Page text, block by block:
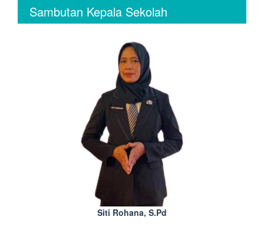
Sambutan Kepala Sekolah
Siti Rohana, S.Pd